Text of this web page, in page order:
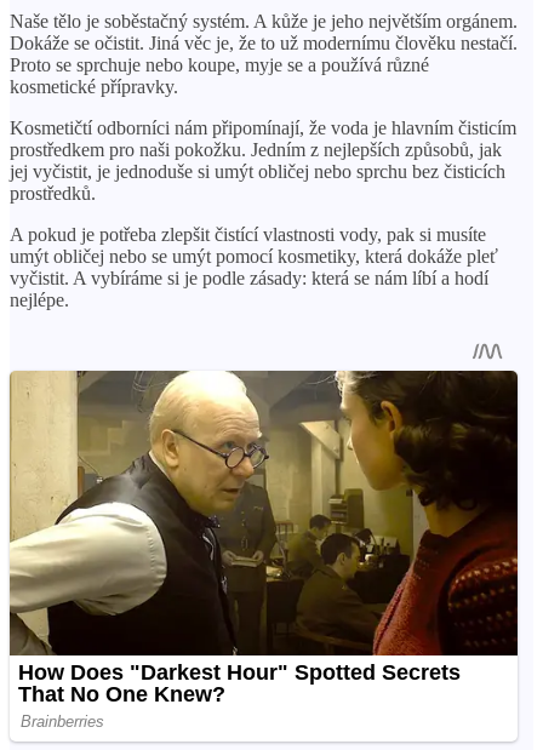
Naše tělo je soběstačný systém. A kůže je jeho největším orgánem.
Dokáže se očistit. Jiná věc je, že to už modernímu člověku nestačí.
Proto se sprchuje nebo koupe, myje se a používá různé
kosmetické přípravky.
Kosmetičtí odborníci nám připomínají, že voda je hlavním čisticím
prostředkem pro naši pokožku. Jedním z nejlepších způsobů, jak
jej vyčistit, je jednoduše si umýt obličej nebo sprchu bez čisticích
prostředků.
A pokud je potřeba zlepšit čistící vlastnosti vody, pak si musíte
umýt obličej nebo se umýt pomocí kosmetiky, která dokáže pleť
vyčistit. A vybíráme si je podle zásady: která se nám líbí a hodí
nejlépe.